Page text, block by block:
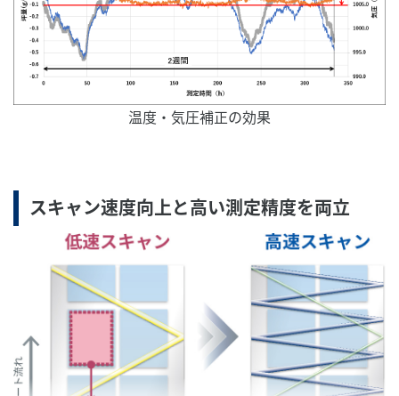
温度・気圧補正の効果
スキャン速度向上と高い測定精度を両立